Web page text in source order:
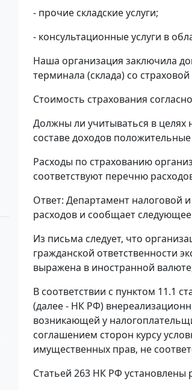
- прочие складские услуги;
- консультационные услуги в
Наша организация заключила
терминала (склада) со
Стоимость страхования
Должны ли учитываться в
составе доходов
Расходы по страхованию
соответствуют перечню
Ответ: Департамент налоговой
расходов и сообщает
Из письма следует, что
гражданской ответственности
выражена в иностранной
В соответствии с пунктом 11.1
(далее - НК РФ)
возникающей у
соглашением сторон курсу
имущественных прав, не
Статьей 263 НК РФ установлены